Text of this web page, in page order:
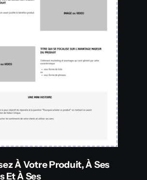
À Votre Produit, À Ses
Et À Ses